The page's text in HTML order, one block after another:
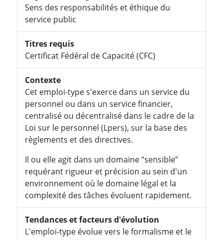
Sens des responsabilités et éthique du
service public
Titres requis
Certificat Fédéral de Capacité (CFC)
Contexte
Cet emploi-type s'exerce dans un service du
personnel ou dans un service financier,
centralisé ou décentralisé dans le cadre de la
Loi sur le personnel (Lpers), sur la base des
règlements et des directives.
Il ou elle agit dans un domaine “sensible”
requérant rigueur et précision au sein d'un
environnement où le domaine légal et la
complexité des tâches évoluent rapidement.
Tendances et facteurs d'évolution
L'emploi-type évolue vers le formalisme et le